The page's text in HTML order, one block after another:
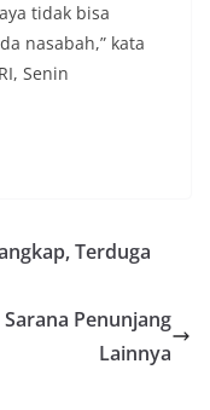
tidak bisa
nasabah,” kata
Senin
Terduga
Penunjang
Lainnya